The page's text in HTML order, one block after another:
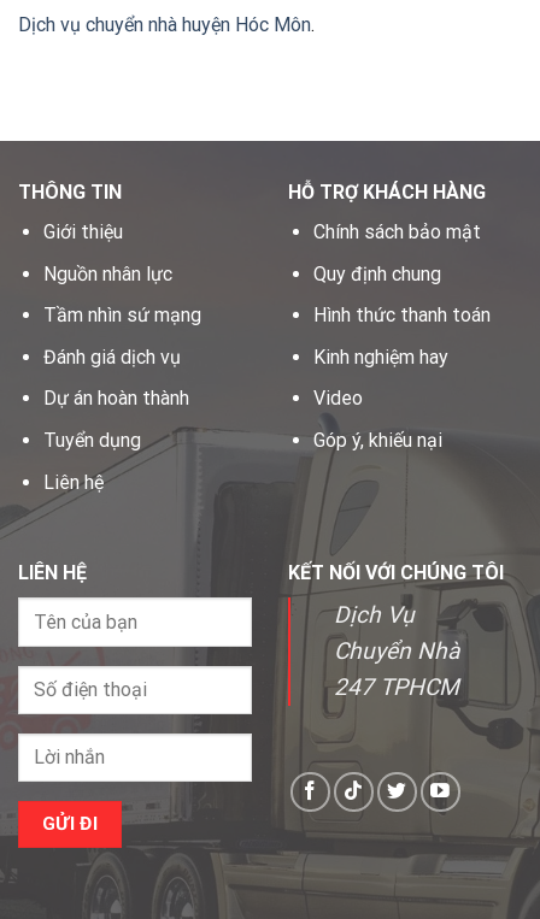
Dịch vụ chuyển nhà huyện Hóc Môn.
THÔNG TIN
Giới thiệu
Nguồn nhân lực
Tầm nhìn sứ mạng
Đánh giá dịch vụ
Dự án hoàn thành
Tuyển dụng
Liên hệ
HỖ TRỢ KHÁCH HÀNG
Chính sách bảo mật
Quy định chung
Hình thức thanh toán
Kinh nghiệm hay
Video
Góp ý, khiếu nại
LIÊN HỆ KẾT NỐI VỚI CHÚNG TÔI
Dịch Vụ
Chuyển Nhà
247 TPHCM